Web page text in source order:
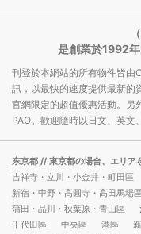
是創業於1992
刊登於本網站的所有物件皆由
訊，以最快的速度提供最新的
官網限定的超值優惠活動。另
PAO。歡迎隨時以日文、英文
东京都 // 東京都の場合、エリア
吉祥寺・立川・小金井・町田區
新宿・中野・高圓寺・高田馬場
蒲田・品川・秋葉原・青山區
千代田區
中央區 港區